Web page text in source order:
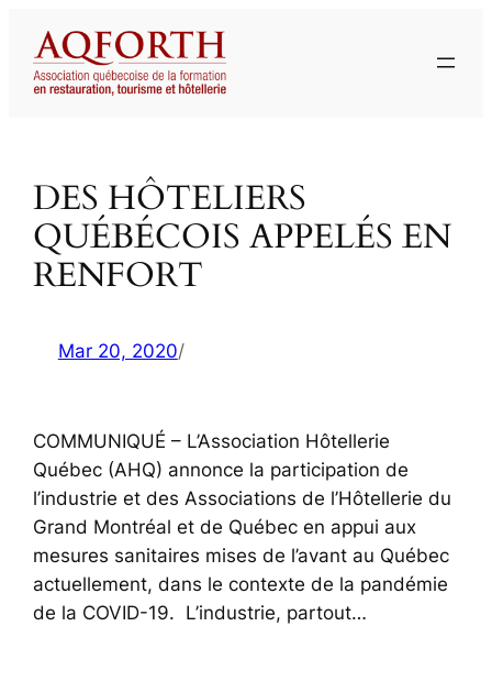
contenu
DES HÔTELIERS
QUÉBÉCOIS APPELÉS EN
RENFORT
Mar 20, 2020/
COMMUNIQUÉ – L’Association Hôtellerie
Québec (AHQ) annonce la participation de
l’industrie et des Associations de l’Hôtellerie du
Grand Montréal et de Québec en appui aux
mesures sanitaires mises de l’avant au Québec
actuellement, dans le contexte de la pandémie
de la COVID-19. L’industrie, partout…